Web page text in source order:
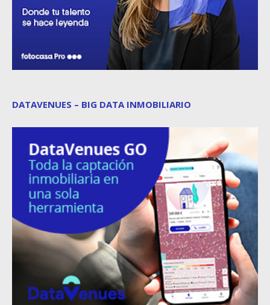
DATAVENUES – BIG DATA INMOBILIARIO